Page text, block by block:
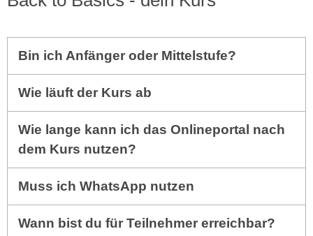
Bin ich Anfänger oder Mittelstufe?
Wie läuft der Kurs ab
Wie lange kann ich das Onlineportal nach
dem Kurs nutzen?
Muss ich WhatsApp nutzen
Wann bist du für Teilnehmer erreichbar?